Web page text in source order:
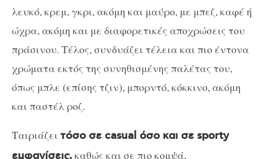
λευκό, κρεμ, γκρι, ακόμη και μαύρο, με μπεζ, καφέ ή
ώχρα, ακόμη και με διαφορετικές αποχρώσεις του
πράσινου. Τέλος, συνδυάζει τέλεια και πιο έντονα
χρώματα εκτός της συνηθισμένης παλέτας του,
όπως μπλε (επίσης τζιν), μπορντό, κόκκινο, ακόμη
και παστέλ ροζ.
Ταιριάζει τόσο σε casual όσο και σε sporty
εμφανίσεις,καθώς και σε πιο κομψά,